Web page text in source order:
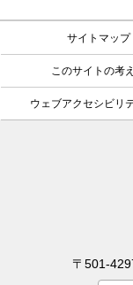
サイトマップ
このサイトの考
ウェブアクセシビリ
〒501-